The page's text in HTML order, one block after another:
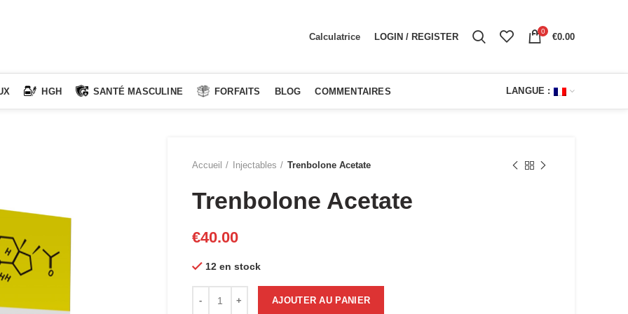
Calculatrice LOGIN / REGISTER 0 €0.00
HGH SANTÉ MASCULINE FORFAITS BLOG COMMENTAIRES LANGUE :
Accueil Injectables Trenbolone Acetate
Trenbolone Acetate
€40.00
12 en stock
AJOUTER AU PANIER